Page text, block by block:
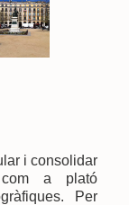
i consolidar
a plató
Per